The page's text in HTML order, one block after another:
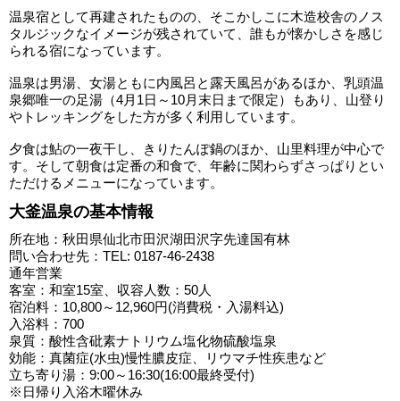
温泉宿として再建されたものの、そこかしこに木造校舎のノス
タルジックなイメージが残されていて、誰もが懐かしさを感じ
られる宿になっています。
温泉は男湯、女湯ともに内風呂と露天風呂があるほか、乳頭温
泉郷唯一の足湯（4月1日～10月末日まで限定）もあり、山登り
やトレッキングをした方が多く利用しています。
夕食は鮎の一夜干し、きりたんぽ鍋のほか、山里料理が中心で
す。そして朝食は定番の和食で、年齢に関わらずさっぱりとい
ただけるメニューになっています。
大釜温泉の基本情報
所在地：秋田県仙北市田沢湖田沢字先達国有林
問い合わせ先：TEL: 0187-46-2438
通年営業
客室：和室15室、収容人数：50人
宿泊料：10,800～12,960円(消費税・入湯料込)
入浴料：700
泉質：酸性含砒素ナトリウム塩化物硫酸塩泉
効能：真菌症(水虫)慢性膿皮症、リウマチ性疾患など
立ち寄り湯：9:00～16:30(16:00最終受付)
※日帰り入浴木曜休み